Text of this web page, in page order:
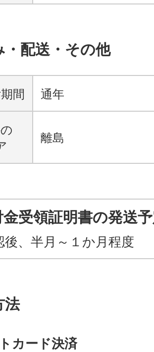
・配送・その他
間 通年
離島
受領証明書の発送
後、半月～１か月程度
法
カード決済